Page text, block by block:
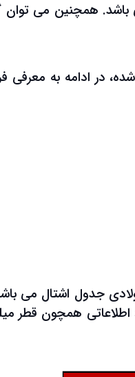
باشد. همچنین می
در ادامه به معرفی
جدول اشتال می
اطلاعاتی همچون قطر